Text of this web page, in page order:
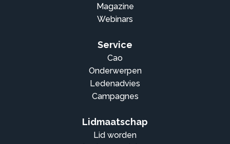
Magazine
Webinars
Service
Cao
Onderwerpen
Ledenadvies
Campagnes
Lidmaatschap
Lid worden